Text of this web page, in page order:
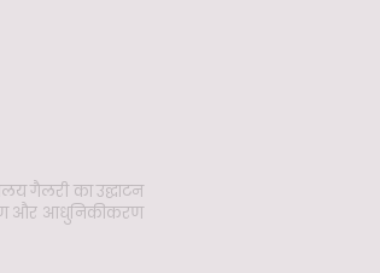
गैलरी का उद्घाटन
और आधुनिकीकरण